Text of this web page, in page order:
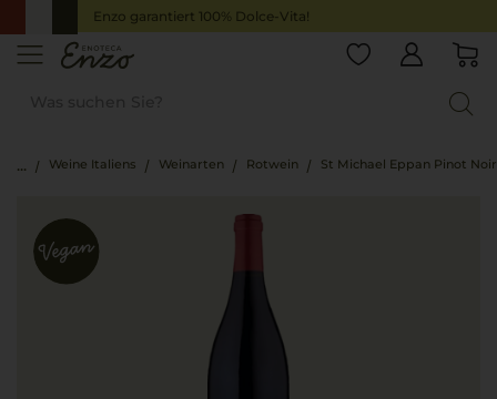
Enzo garantiert 100% Dolce-Vita!
Weine Italiens Weinarten Rotwein St Michael Eppan Pinot